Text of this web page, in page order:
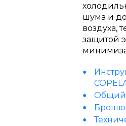
шума и
воздуха,
защитой
Общий